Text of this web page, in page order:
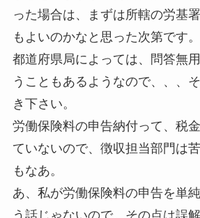
った場合は、まずは所轄の労基
もよいのかなと思った次第です。
都道府県局によっては、問答無
うこともあるようなので、、、
き下さい。
労働保険料の申告納付って、税
ていないので、徴収担当部門は
もなあ。
あ、私が労働保険料の申告を単
う話じゃないので、その点は誤